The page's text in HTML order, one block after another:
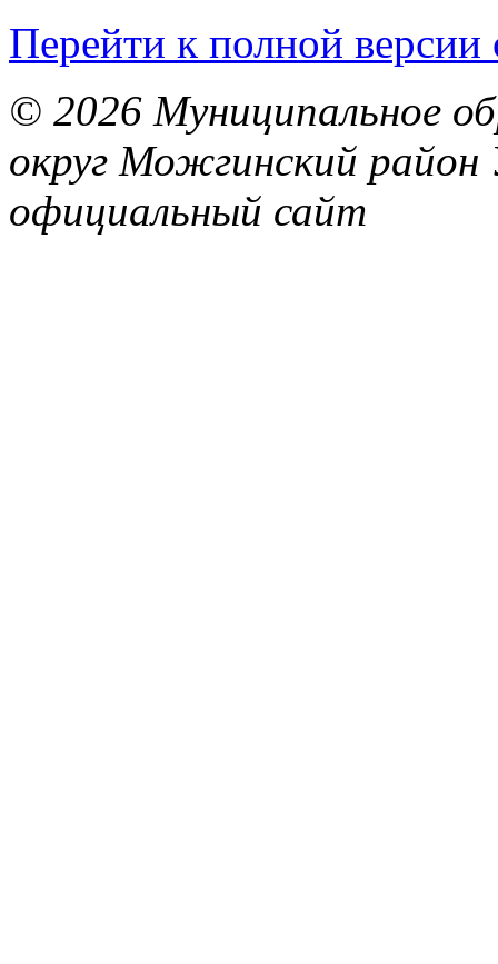
Перейти к полной версии
© 2026 Муниципальное
округ Можгинский район
официальный сайт